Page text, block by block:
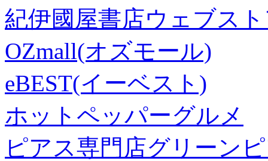
紀伊國屋書店ウェブス
OZmall(オズモール)
eBEST(イーベスト)
ホットペッパーグルメ
ピアス専門店グリーン